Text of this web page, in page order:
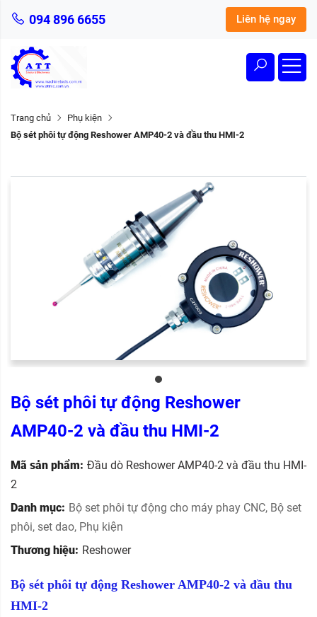
094 896 6655 Liên hệ ngay
Trang chủ
Phụ kiện
Bộ sét phôi tự động Reshower AMP40-2 và đầu thu HMI-2
Bộ sét phôi tự động Reshower
AMP40-2 và đầu thu HMI-2
Mã sản phẩm: Đầu dò Reshower AMP40-2 và đầu thu HMI-
2
Danh mục: Bộ set phôi tự động cho máy phay CNC, Bộ set
phôi, set dao, Phụ kiện
Thương hiệu: Reshower
Bộ sét phôi tự động Reshower AMP40-2 và đầu thu
HMI-2